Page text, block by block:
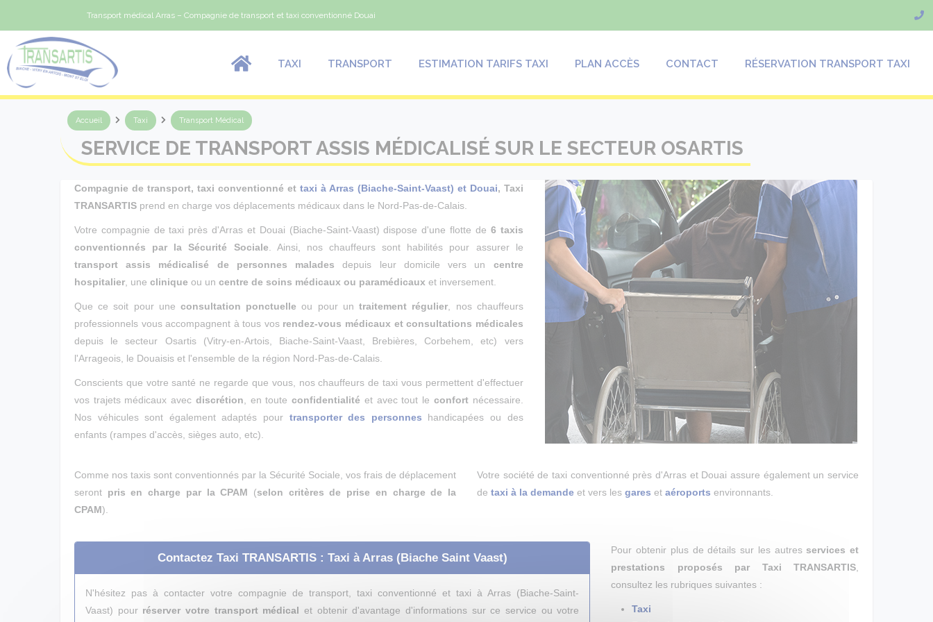
Transport médical Arras – Compagnie de transport et taxi conventionné Douai
TAXI TRANSPORT ESTIMATION TARIFS TAXI PLAN ACCÈS CONTACT RÉSERVATION TRANSPORT TAXI
Accueil Taxi Transport Médical
SERVICE DE TRANSPORT ASSIS MÉDICALISÉ SUR LE SECTEUR OSARTIS
Compagnie de transport, taxi conventionné et taxi à Arras (Biache-Saint-Vaast) et Douai, Taxi
TRANSARTIS prend en charge vos déplacements médicaux dans le Nord-Pas-de-Calais.
Votre compagnie de taxi près d'Arras et Douai (Biache-Saint-Vaast) dispose d'une flotte de 6 taxis
conventionnés par la Sécurité Sociale . Ainsi, nos chauffeurs sont habilités pour assurer le
transport assis médicalisé de personnes malades depuis leur domicile vers un centre
hospitalier , une clinique ou un centre de soins médicaux ou paramédicaux et inversement.
Que ce soit pour uneconsultation ponctuelle ou pour untraitement régulier , nos chauffeurs
professionnels vous accompagnent à tous vos rendez-vous médicaux et consultations médicales
depuis le secteur Osartis (Vitry-en-Artois, Biache-Saint-Vaast, Brebières, Corbehem, etc) vers
l'Arrageois, le Douaisis et l'ensemble de la région Nord-Pas-de-Calais.
Conscients que votre santé ne regarde que vous, nos chauffeurs de taxi vous permettent d'effectuer
vos trajets médicaux avec discrétion , en touteconfidentialité et avec tout le confortnécessaire.
Nos véhicules sont également adaptés pour transporter des personnes handicapées ou des
enfants (rampes d'accès, sièges auto, etc).
Comme nos taxis sont conventionnés par la Sécurité Sociale, vos frais de déplacement
seront pris en charge par la CPAM (selon critères de prise en charge de la
CPAM).
Votre société de taxi conventionné près d'Arras et Douai assure également un service
de taxi à la demande et vers les gares et aéroports environnants.
Contactez Taxi TRANSARTIS : Taxi à Arras (Biache Saint Vaast)
N'hésitez pas à contacter votre compagnie de transport, taxi conventionné et taxi à Arras (Biache-Saint-
Vaast) pour réserver votre transport médical et obtenir d'avantage d'informations sur ce service ou votre
Pour obtenir plus de détails sur les autres services et
prestations proposés par Taxi TRANSARTIS,
consultez les rubriques suivantes :
Taxi